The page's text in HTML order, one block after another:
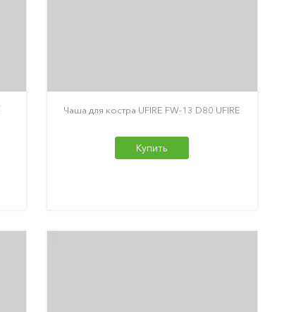
Чаша для костра UFIRE FW-13 D80 UFIRE
Купить